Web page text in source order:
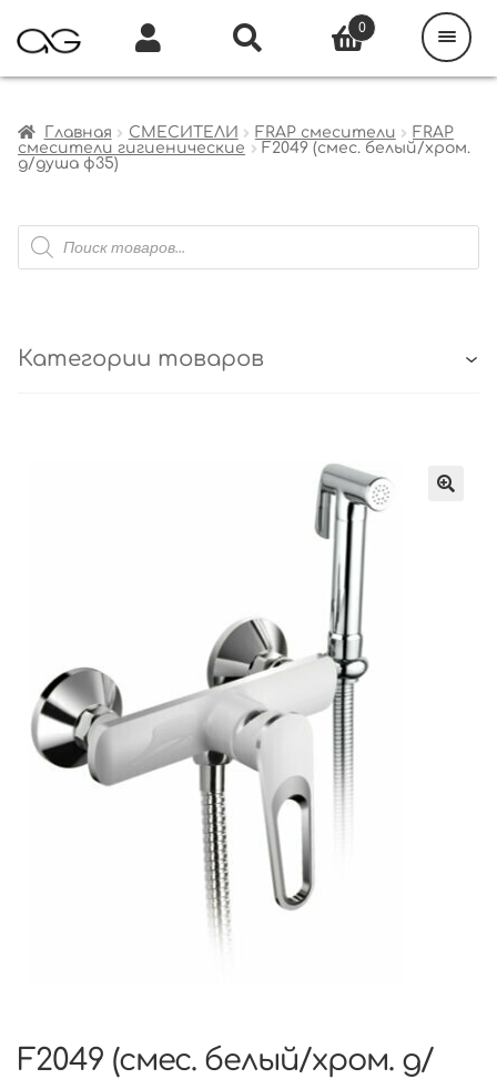
Главная СМЕСИТЕЛИ FRAP смесители
FRAP
смесители гигиенические
F2049 (смес. белый/хром.
д/душа ф35)
Поиск
товаров
Категории товаров
F2049 (смес. белый/хром. д/
0